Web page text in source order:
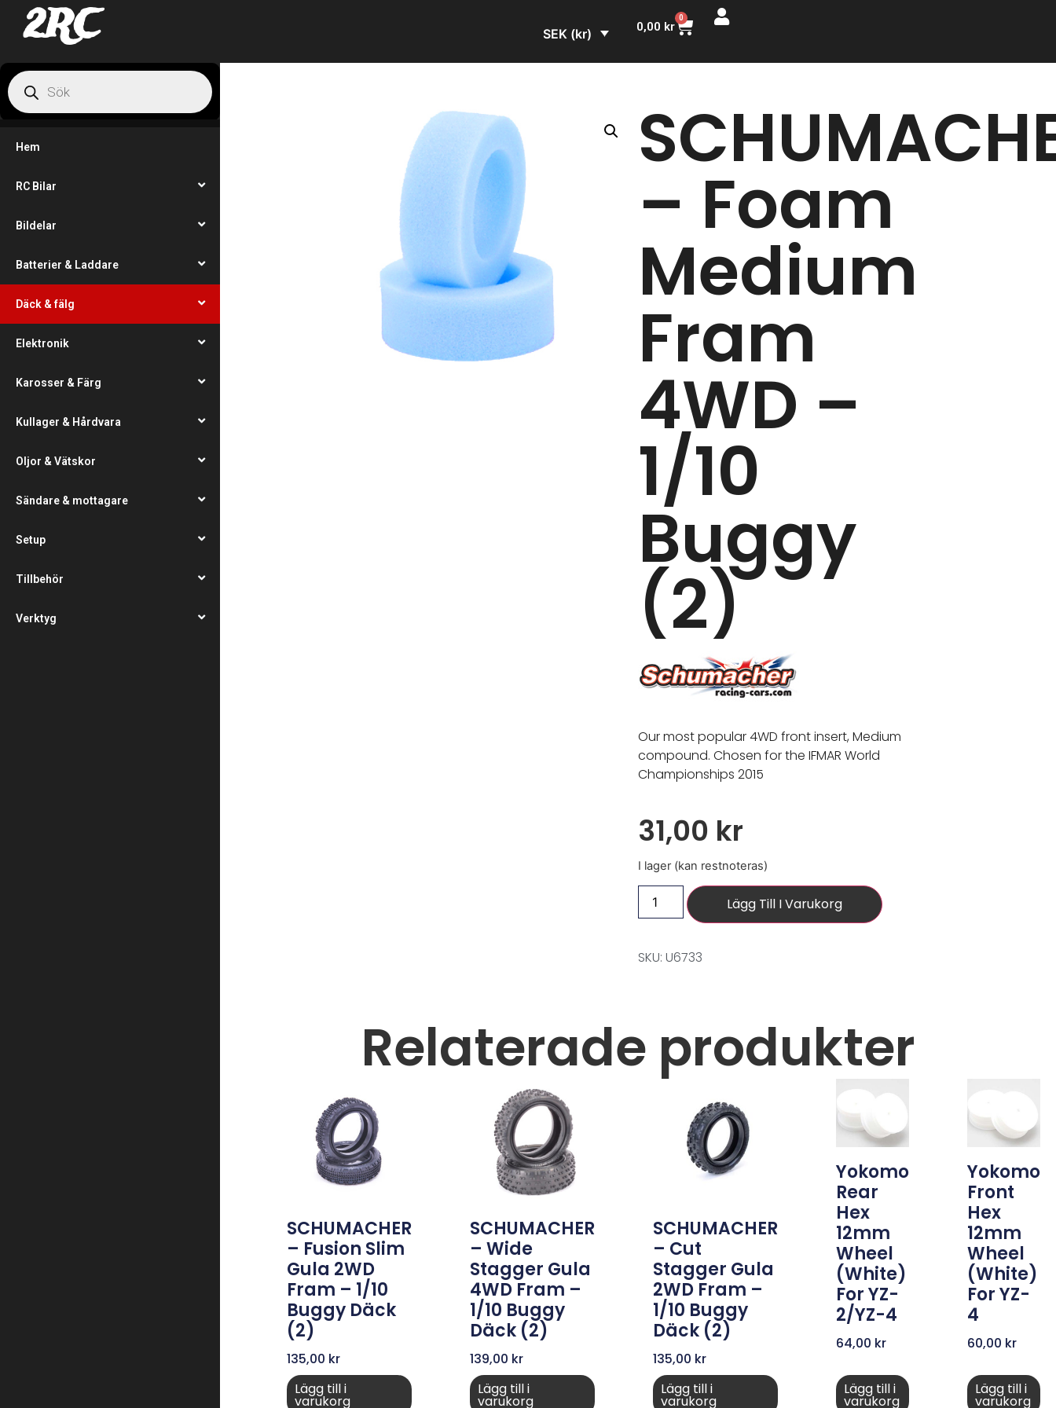
2RC SEK (kr) 0,00 kr
0
Hem
RC Bilar
Bildelar
Batterier & Laddare
Däck & fälg
Elektronik
Karosser & Färg
Kullager & Hårdvara
Oljor & Vätskor
Sändare & mottagare
Setup
Tillbehör
Verktyg
– Foam
Medium
Fram
4WD –
1/10
Buggy
(2)
Our most popular 4WD front insert, Medium
compound. Chosen for the IFMAR World
Championships 2015
31,00 kr
I lager (kan restnoteras)
Lägg Till I Varukorg
SKU: U6733
Relaterade produkter
SCHUMACHER
– Fusion Slim
Gula 2WD
Fram – 1/10
Buggy Däck
(2)
135,00 kr
Lägg till i
varukorg
SCHUMACHER
– Wide
Stagger Gula
4WD Fram –
1/10 Buggy
Däck (2)
139,00 kr
Lägg till i
varukorg
SCHUMACHER
– Cut
Stagger Gula
2WD Fram –
1/10 Buggy
Däck (2)
135,00 kr
Lägg till i
varukorg
Yokomo
Rear
Hex
12mm
Wheel
(White)
For YZ-
2/YZ-4
64,00 kr
Lägg till i
varukorg
Yokomo
Front
Hex
12mm
Wheel
(White)
For YZ-
4
60,00 kr
Lägg till i
varukorg